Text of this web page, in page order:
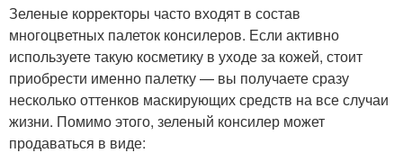
Зеленые корректоры часто входят в состав
многоцветных палеток консилеров. Если активно
используете такую косметику в уходе за кожей, стоит
приобрести именно палетку — вы получаете сразу
несколько оттенков маскирующих средств на все случаи
жизни. Помимо этого, зеленый консилер может
продаваться в виде: